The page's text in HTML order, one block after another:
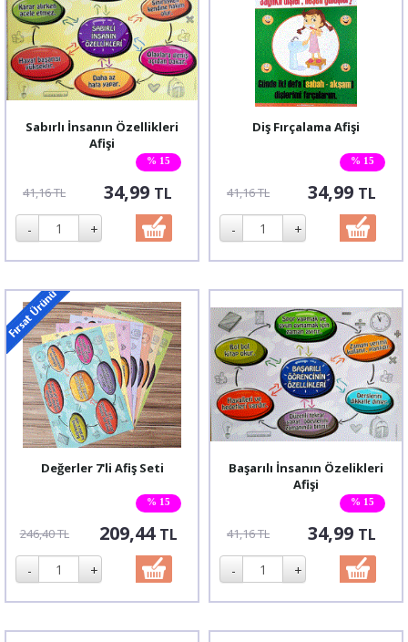
% 15
Sabırlı İnsanın Özellikleri
Afişi
41,16 TL 34,99 TL
% 15
Diş Fırçalama Afişi
41,16 TL 34,99 TL
% 15
Değerler 7'li Afiş Seti
246,40 TL 209,44 TL
% 15
Başarılı İnsanın Özelikleri
Afişi
41,16 TL 34,99 TL